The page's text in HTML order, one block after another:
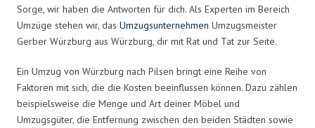
Sorge, wir haben die Antworten für dich. Als Experten im Bereich
Umzüge stehen wir, das Umzugsunternehmen Umzugsmeister
Gerber Würzburg aus Würzburg, dir mit Rat und Tat zur Seite.
Ein Umzug von Würzburg nach Pilsen bringt eine Reihe von
Faktoren mit sich, die die Kosten beeinflussen können. Dazu zählen
beispielsweise die Menge und Art deiner Möbel und
Umzugsgüter, die Entfernung zwischen den beiden Städten sowie